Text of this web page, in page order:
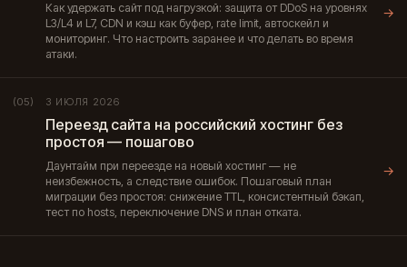
Как удержать сайт под нагрузкой: защита от DDoS на уровнях
L3/L4 и L7, CDN и кэш как буфер, rate limit, автоскейл и
мониторинг. Что настроить заранее и что делать во время
атаки.
→
(05) 3 ИЮЛЯ 2026
Переезд сайта на российский хостинг без
простоя — пошагово
Даунтайм при переезде на новый хостинг — не
неизбежность, а следствие ошибок. Пошаговый план
миграции без простоя: снижение TTL, консистентный бэкап,
тест по hosts, переключение DNS и план отката.
→